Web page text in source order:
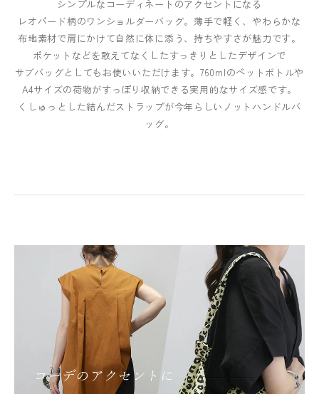
シンプルなコーディネートのアクセントになる
レオパード柄のワンショルダーバッグ。薄手で軽く、やわらかな
布地素材で肩にかけて自然に体に添う、持ちやすさが魅力です。
ポケットなどを敢えてなくしたすっきりとしたデザインで
サブバッグとしてもお使いいただけます。760mlのペットボトルや
A4サイズの荷物がすっぽり収納できる実用的なサイズ感です。
くしゅっとした結んだストラップが今年らしいノットハンドルバ
ッグ。